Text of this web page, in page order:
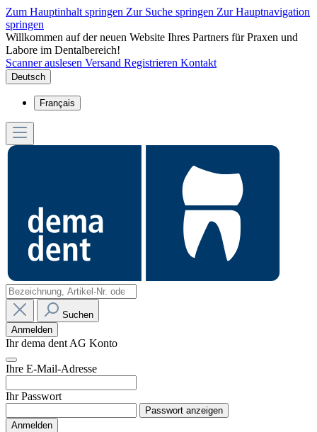
Zum Hauptinhalt springen Zur Suche springen Zur Hauptnavigation
springen
Willkommen auf der neuen Website Ihres Partners für Praxen und
Labore im Dentalbereich!
Scanner auslesen Versand Registrieren Kontakt
Deutsch
Français
Suchen
Anmelden
Ihr dema dent AG Konto
Ihre E-Mail-Adresse
Ihr Passwort
Passwort anzeigen
Anmelden